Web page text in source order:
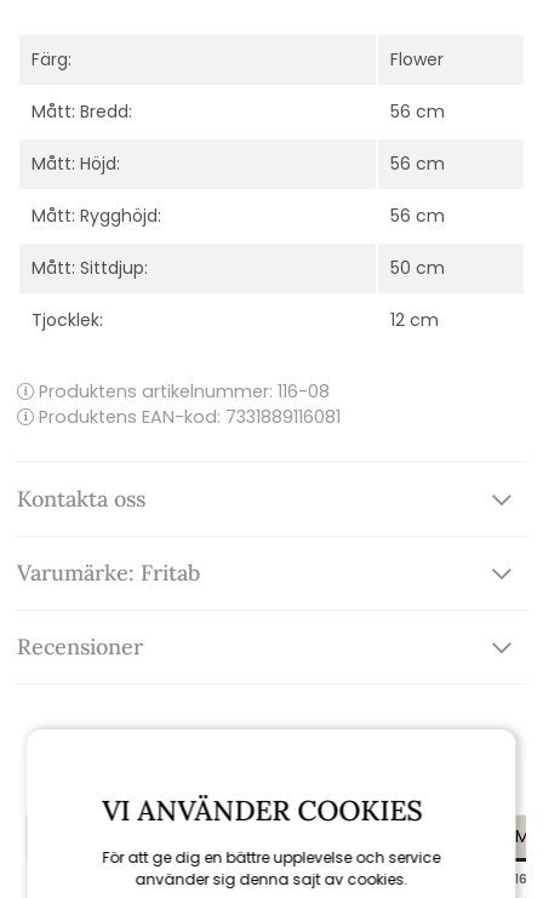
Färg: Flower
Mått: Bredd: 56 cm
Mått: Höjd: 56 cm
Mått: Rygghöjd: 56 cm
Mått: Sittdjup: 50 cm
Tjocklek: 12 cm
Produktens artikelnummer: 116-08
Produktens EAN-kod: 7331889116081
Kontakta oss
Varumärke: Fritab
Recensioner
till 16/8 till 16/8
VI ANVÄNDER COOKIES
För att ge dig en bättre upplevelse och service
använder sig denna sajt av cookies.